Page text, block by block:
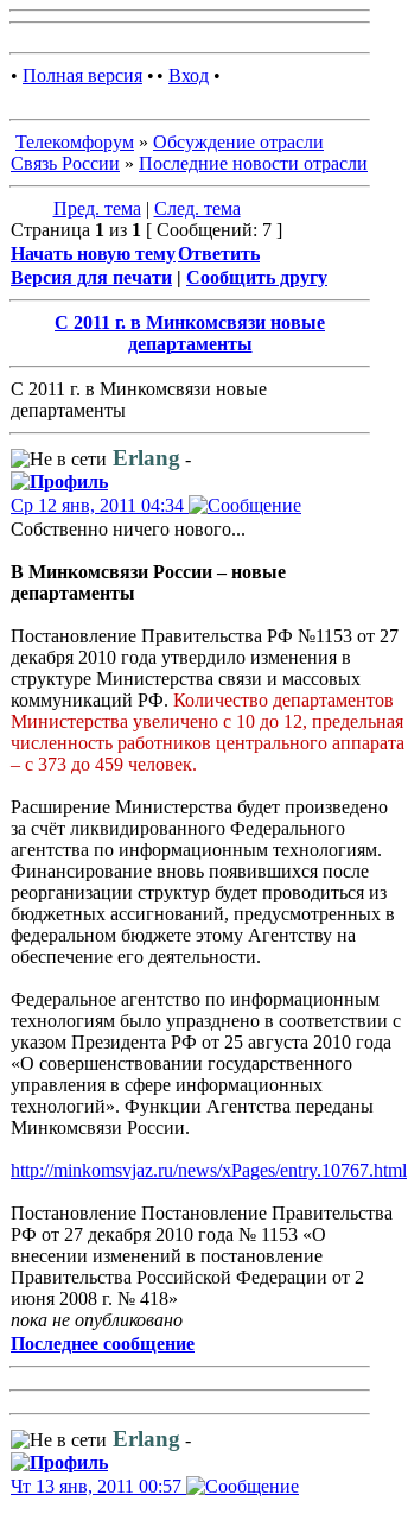
• Полная версия • • Вход •
Телекомфорум » Обсуждение отрасли
Связь России » Последние новости отрасли
Пред. тема | След. тема
Страница 1 из 1 [ Сообщений: 7 ]
Начать новую темуОтветить
Версия для печати | Сообщить другу
С 2011 г. в Минкомсвязи новые
департаменты
С 2011 г. в Минкомсвязи новые
департаменты
Erlang -
Ср 12 янв, 2011 04:34
Собственно ничего нового...
В Минкомсвязи России – новые
департаменты
Постановление Правительства РФ №1153 от 27
декабря 2010 года утвердило изменения в
структуре Министерства связи и массовых
коммуникаций РФ. Количество департаментов
Министерства увеличено с 10 до 12, предельная
численность работников центрального аппарата
– с 373 до 459 человек.
Расширение Министерства будет произведено
за счёт ликвидированного Федерального
агентства по информационным технологиям.
Финансирование вновь появившихся после
реорганизации структур будет проводиться из
бюджетных ассигнований, предусмотренных в
федеральном бюджете этому Агентству на
обеспечение его деятельности.
Федеральное агентство по информационным
технологиям было упразднено в соответствии с
указом Президента РФ от 25 августа 2010 года
«О совершенствовании государственного
управления в сфере информационных
технологий». Функции Агентства переданы
Минкомсвязи России.
http://minkomsvjaz.ru/news/xPages/entry.10767.html
Постановление Постановление Правительства
РФ от 27 декабря 2010 года № 1153 «О
внесении изменений в постановление
Правительства Российской Федерации от 2
июня 2008 г. № 418»
пока не опубликовано
Последнее сообщение
Erlang -
Чт 13 янв, 2011 00:57